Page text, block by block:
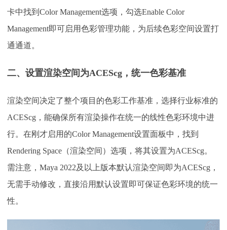
卡中找到Color Management选项，勾选Enable Color
Management即可启用色彩管理功能，为后续色彩空间设置打
通通道。
二、设置渲染空间为ACEScg，统一色彩基准
渲染空间决定了整个项目的色彩工作基准，选择行业标准的
ACEScg，能确保所有渲染操作在统一的线性色彩环境中进
行。在刚才启用的Color Management设置面板中，找到
Rendering Space（渲染空间）选项，将其设置为ACEScg。
需注意，Maya 2022及以上版本默认渲染空间即为ACEScg，
无需手动修改，直接沿用默认设置即可保证色彩环境的统一
性。